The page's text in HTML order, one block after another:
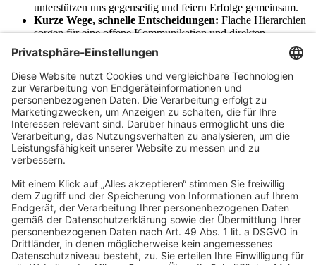
unterstützen uns gegenseitig und feiern Erfolge gemeinsam.
Kurze Wege, schnelle Entscheidungen: Flache Hierarchien
sorgen für eine offene Kommunikation und direkten
Austausch.
Teamgeist auch außerhalb des Alltags:
monatliche Teamevents und einen jährlichen Kanzleiausflug.
Wir denken an morgen:Mit einer betrieblichen
Altersvorsorge (bAV) sicherst Du deine Zukunft ab.
Für das Wohl zwischendurch:Frisches Obst, Getränke und
ein Sozialraum mit Tischtennisplatte sorgen für Energie – und
Spaß.
Werde Teil des
Du möchtest in einer innovativen, digitalisierten Gruppe für
Steuerberatung, Wirtschaftsprüfung und Rechtsberatung arbeiten
und dabei aktiv zum Wachstum beitragen? Dann bist Du hier genau
richtig!
Bei uns sind alle Menschen willkommen - unabhängig von
Geschlecht, Nationalität, ethnischer und sozialer Herkunft,